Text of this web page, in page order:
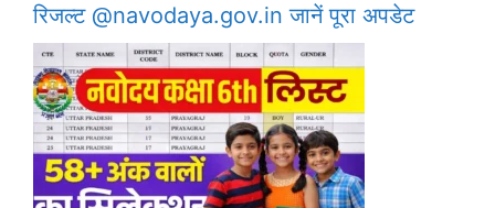
रिजल्ट @navodaya.gov.in जानें पूरा अपडेट